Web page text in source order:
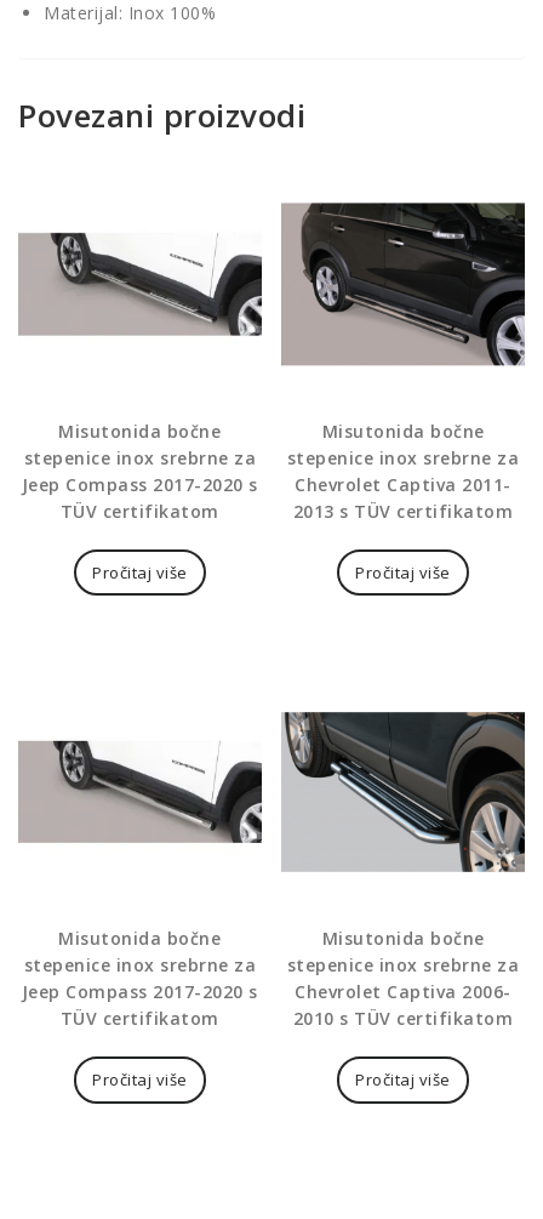
Materijal: Inox 100%
Povezani proizvodi
Misutonida bočne
stepenice inox srebrne za
Jeep Compass 2017-2020 s
TÜV certifikatom
Pročitaj više
Misutonida bočne
stepenice inox srebrne za
Chevrolet Captiva 2011-
2013 s TÜV certifikatom
Pročitaj više
Misutonida bočne
stepenice inox srebrne za
Jeep Compass 2017-2020 s
TÜV certifikatom
Pročitaj više
Misutonida bočne
stepenice inox srebrne za
Chevrolet Captiva 2006-
2010 s TÜV certifikatom
Pročitaj više